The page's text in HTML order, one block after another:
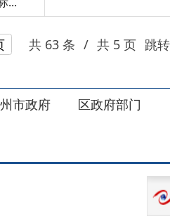
区政府部门